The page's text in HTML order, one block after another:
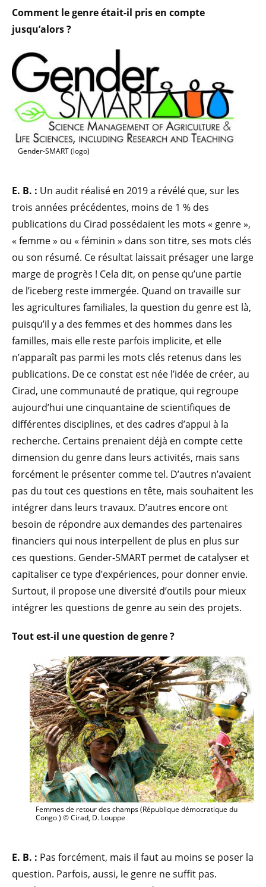
Comment le genre était-il pris en compte
jusqu’alors ?
Gender-SMART (logo)
E. B. : Un audit réalisé en 2019 a révélé que, sur les
trois années précédentes, moins de 1 % des
publications du Cirad possédaient les mots « genre »,
« femme » ou « féminin » dans son titre, ses mots clés
ou son résumé. Ce résultat laissait présager une large
marge de progrès ! Cela dit, on pense qu’une partie
de l’iceberg reste immergée. Quand on travaille sur
les agricultures familiales, la question du genre est là,
puisqu’il y a des femmes et des hommes dans les
familles, mais elle reste parfois implicite, et elle
n’apparaît pas parmi les mots clés retenus dans les
publications. De ce constat est née l’idée de créer, au
Cirad, une communauté de pratique, qui regroupe
aujourd’hui une cinquantaine de scientifiques de
différentes disciplines, et des cadres d’appui à la
recherche. Certains prenaient déjà en compte cette
dimension du genre dans leurs activités, mais sans
forcément le présenter comme tel. D’autres n’avaient
pas du tout ces questions en tête, mais souhaitent les
intégrer dans leurs travaux. D’autres encore ont
besoin de répondre aux demandes des partenaires
financiers qui nous interpellent de plus en plus sur
ces questions. Gender-SMART permet de catalyser et
capitaliser ce type d’expériences, pour donner envie.
Surtout, il propose une diversité d’outils pour mieux
intégrer les questions de genre au sein des projets.
Tout est-il une question de genre ?
Femmes de retour des champs (République démocratique du
Congo ) © Cirad, D. Louppe
E. B. : Pas forcément, mais il faut au moins se poser la
question. Parfois, aussi, le genre ne suffit pas.